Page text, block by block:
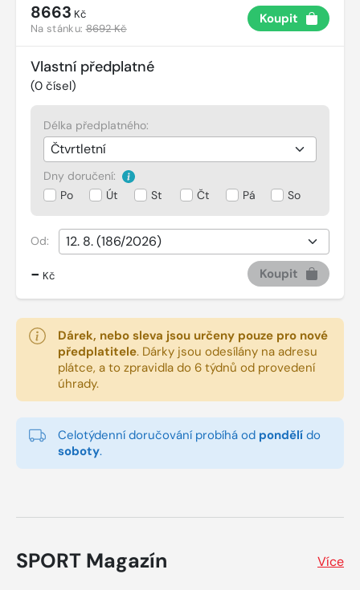
8663 Kč
Na stánku:8692 Kč
Koupit
Vlastní předplatné
(0 čísel)
Délka předplatného:
Dny doručení:
Po
Út St Čt Pá So
Od:
- Kč Koupit
Dárek, nebo sleva jsou určeny pouze pro nové
předplatitele. Dárky jsou odesílány na adresu
plátce, a to zpravidla do 6 týdnů od provedení
úhrady.
Celotýdenní doručování probíhá od pondělí do
soboty.
SPORT Magazín Více